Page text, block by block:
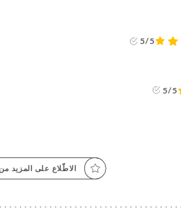
5/5
5/5
الاطّلاع على المزيد